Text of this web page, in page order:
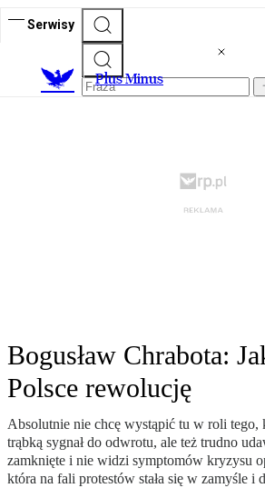
Serwisy
Plus Minus
Bogusław Chrabota:
Polsce rewolucję
Absolutnie nie chcę wystąpić tu w roli tego,
trąbką sygnał do odwrotu, ale też trudno
zamknięte i nie widzi symptomów kryzysu
która na fali protestów stała się w zamyśle i